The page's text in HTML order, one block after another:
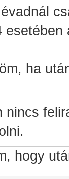
esetében
ha
nincs
hogy